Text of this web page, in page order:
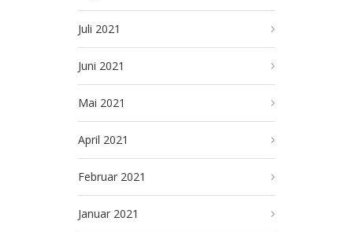
Juli 2021
Juni 2021
Mai 2021
April 2021
Februar 2021
Januar 2021